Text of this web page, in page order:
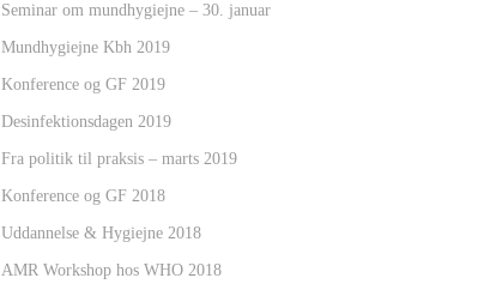
Seminar om mundhygiejne – 30. januar
Mundhygiejne Kbh 2019
Konference og GF 2019
Desinfektionsdagen 2019
Fra politik til praksis – marts 2019
Konference og GF 2018
Uddannelse & Hygiejne 2018
AMR Workshop hos WHO 2018